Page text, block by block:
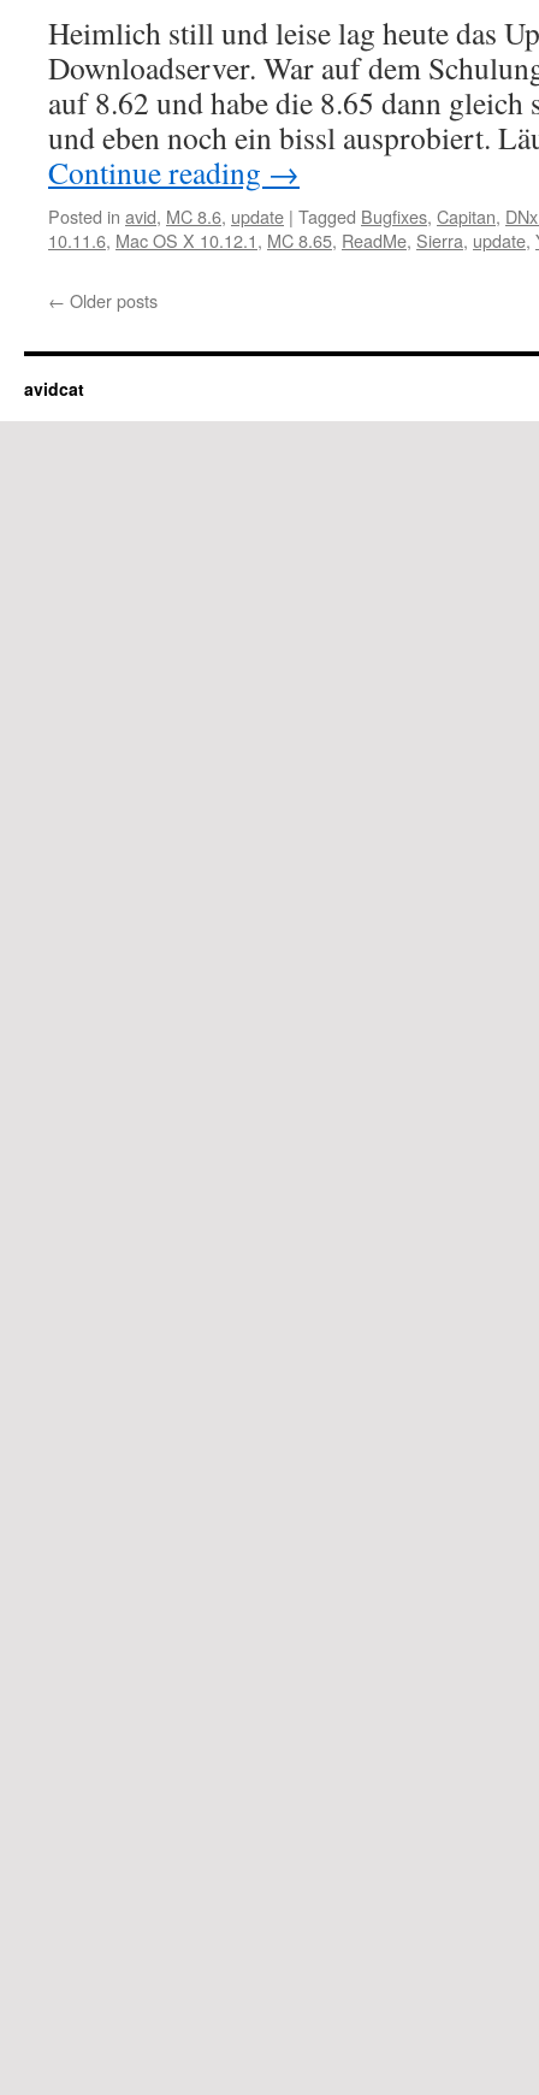
Heimlich still und leise lag heute das
Downloadserver. War auf dem
auf 8.62 und habe die 8.65 dann
und eben noch ein bissl ausprobiert.
Continue reading →
Posted in avid, MC 8.6, update | Tagged Bugfixes, Capitan,
10.11.6, Mac OS X 10.12.1, MC 8.65, ReadMe, Sierra, update,
← Older posts
avidcat